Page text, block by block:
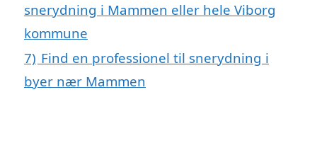
snerydning i Mammen eller hele Viborg
kommune
7) Find en professionel til snerydning i
byer nær Mammen